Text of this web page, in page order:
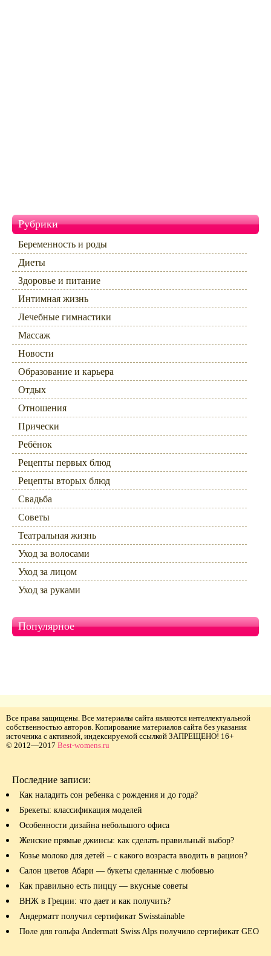
Рубрики
Беременность и роды
Диеты
Здоровье и питание
Интимная жизнь
Лечебные гимнастики
Массаж
Новости
Образование и карьера
Отдых
Отношения
Прически
Ребёнок
Рецепты первых блюд
Рецепты вторых блюд
Свадьба
Советы
Театральная жизнь
Уход за волосами
Уход за лицом
Уход за руками
Популярное
Все права защищены. Все материалы сайта являются интеллектуальной
собственностью авторов. Копирование материалов сайта без указания
источника с активной, индексируемой ссылкой ЗАПРЕЩЕНО! 16+
© 2012—2017 Best-womens.ru
Последние записи:
Как наладить сон ребенка с рождения и до года?
Брекеты: классификация моделей
Особенности дизайна небольшого офиса
Женские прямые джинсы: как сделать правильный выбор?
Козье молоко для детей – с какого возраста вводить в рацион?
Салон цветов Абари — букеты сделанные с любовью
Как правильно есть пиццу — вкусные советы
ВНЖ в Греции: что дает и как получить?
Андерматт получил сертификат Swisstainable
Поле для гольфа Andermatt Swiss Alps получило сертификат GEO